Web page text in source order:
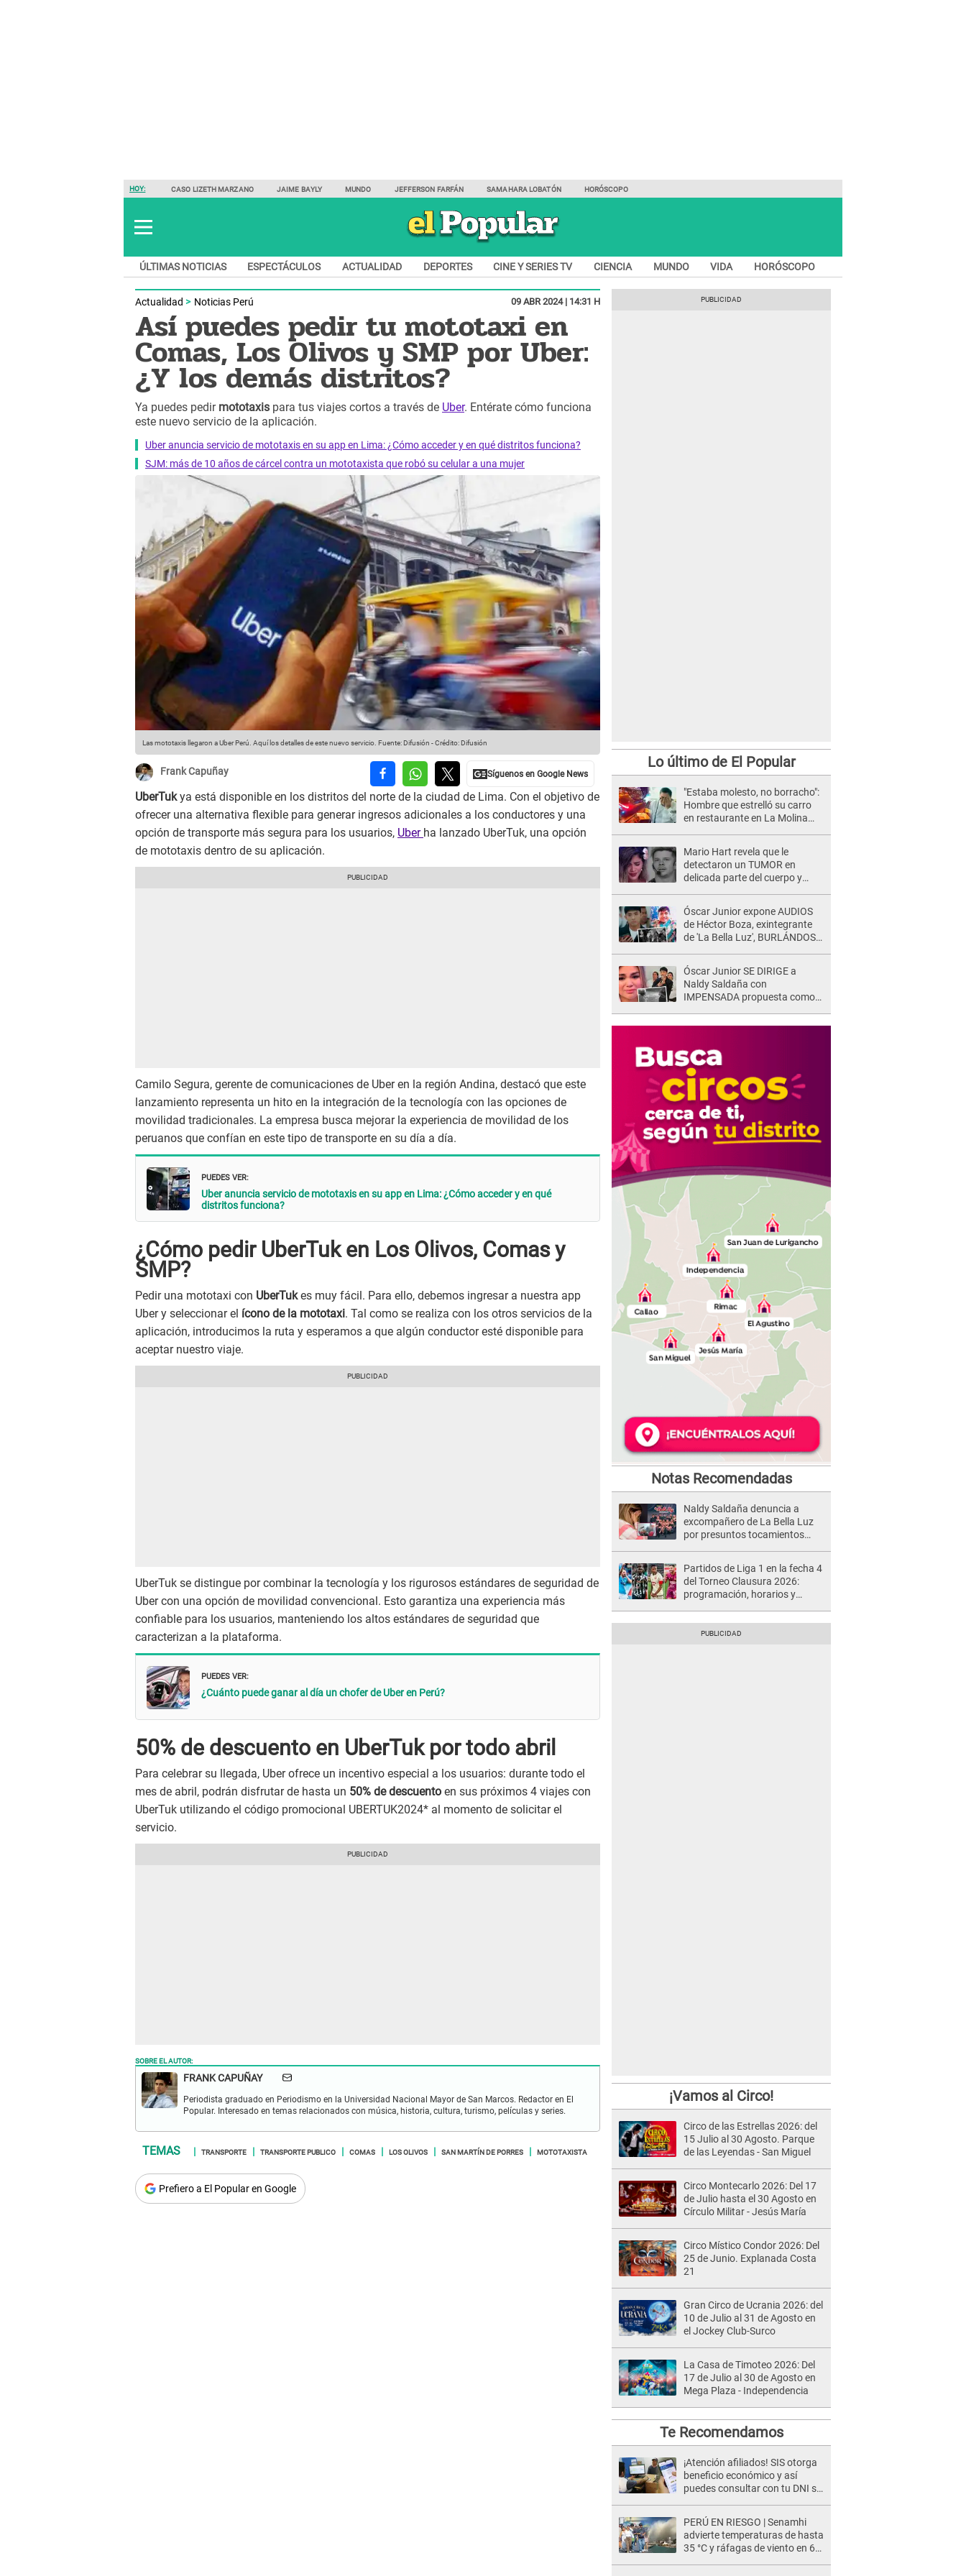
HOY: CASO LIZETH MARZANO JAIME BAYLY MUNDO JEFFERSON FARFÁN SAMAHARA LOBATÓN HORÓSCOPO
ÚLTIMAS NOTICIAS ESPECTÁCULOS ACTUALIDAD DEPORTES CINE Y SERIES TV CIENCIA MUNDO VIDA HORÓSCOPO
Actualidad Noticias Perú 09 ABR 2024 | 14:31 H
Así puedes pedir tu mototaxi en
Comas, Los Olivos y SMP por Uber:
¿Y los demás distritos?
Ya puedes pedir mototaxis para tus viajes cortos a través de Uber. Entérate cómo funciona
este nuevo servicio de la aplicación.
Uber anuncia servicio de mototaxis en su app en Lima: ¿Cómo acceder y en qué distritos funciona?
SJM: más de 10 años de cárcel contra un mototaxista que robó su celular a una mujer
Las mototaxis llegaron a Uber Perú. Aquí los detalles de este nuevo servicio. Fuente: Difusión -Crédito: Difusión
Frank Capuñay
UberTukya está disponible en los distritos del norte de la ciudad de Lima. Con el objetivo de
ofrecer una alternativa flexible para generar ingresos adicionales a los conductores y una
opción de transporte más segura para los usuarios, Uber ha lanzado UberTuk, una opción
de mototaxis dentro de su aplicación.
Camilo Segura, gerente de comunicaciones de Uber en la región Andina, destacó que este
lanzamiento representa un hito en la integración de la tecnología con las opciones de
movilidad tradicionales. La empresa busca mejorar la experiencia de movilidad de los
peruanos que confían en este tipo de transporte en su día a día.
PUEDES VER:
Uber anuncia servicio de mototaxis en su app en Lima: ¿Cómo acceder y en qué
distritos funciona?
¿Cómo pedir UberTuk en Los Olivos, Comas y
SMP?
Pedir una mototaxi con UberTukes muy fácil. Para ello, debemos ingresar a nuestra app
Uber y seleccionar el ícono de la mototaxi. Tal como se realiza con los otros servicios de la
aplicación, introducimos la ruta y esperamos a que algún conductor esté disponible para
aceptar nuestro viaje.
UberTuk se distingue por combinar la tecnología y los rigurosos estándares de seguridad de
Uber con una opción de movilidad convencional. Esto garantiza una experiencia más
confiable para los usuarios, manteniendo los altos estándares de seguridad que
caracterizan a la plataforma.
PUEDES VER:
¿Cuánto puede ganar al día un chofer de Uber en Perú?
50% de descuento en UberTuk por todo abril
Para celebrar su llegada, Uber ofrece un incentivo especial a los usuarios: durante todo el
mes de abril, podrán disfrutar de hasta un 50% de descuento en sus próximos 4 viajes con
UberTuk utilizando el código promocional UBERTUK2024* al momento de solicitar el
servicio.
SOBRE EL AUTOR:
FRANK CAPUÑAY
Periodista graduado en Periodismo en la Universidad Nacional Mayor de San Marcos. Redactor en El
Popular. Interesado en temas relacionados con música, historia, cultura, turismo, películas y series.
TRANSPORTE TRANSPORTE PUBLICO COMAS LOS OLIVOS SAN MARTÍN DE PORRES MOTOTAXISTA
Prefiero a El Popular en Google
Lo último de El Popular
"Estaba molesto, no borracho":
Hombre que estrelló su carro
en restaurante en La Molina
Mario Hart revela que le
detectaron un TUMOR en
delicada parte del cuerpo y
muy fuertes..."
Óscar Junior expone AUDIOS
de Héctor Boza, exintegrante
de 'La Bella Luz', BURLÁNDOSE
de maltrato: "Grábame..."
Óscar Junior SE DIRIGE a
Naldy Saldaña con
IMPENSADA propuesta como
Notas Recomendadas
Naldy Saldaña denuncia a
excompañero de La Bella Luz
por presuntos tocamientos
Partidos de Liga 1 en la fecha 4
del Torneo Clausura 2026:
programación, horarios y
¡Vamos al Circo!
Circo de las Estrellas 2026: del
15 Julio al 30 Agosto. Parque
de las Leyendas - San Miguel
Circo Montecarlo 2026: Del 17
de Julio hasta el 30 Agosto en
Círculo Militar - Jesús María
Circo Místico Condor 2026: Del
25 de Junio. Explanada Costa
21
Gran Circo de Ucrania 2026: del
10 de Julio al 31 de Agosto en
el Jockey Club-Surco
La Casa de Timoteo 2026: Del
17 de Julio al 30 de Agosto en
Mega Plaza - Independencia
Te Recomendamos
¡Atención afiliados! SIS otorga
beneficio económico y así
puedes consultar con tu DNI si
PERÚ EN RIESGO | Senamhi
advierte temperaturas de hasta
35 °C y ráfagas de viento en 6